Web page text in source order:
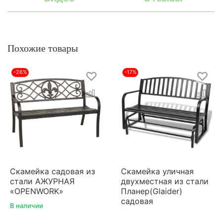
Похожие товары
-26%
Скамейка садовая из
стали АЖУРНАЯ
«OPENWORK»
В наличии
-17%
Скамейка уличная
двухместная из стали
Планер(Glaider)
садовая